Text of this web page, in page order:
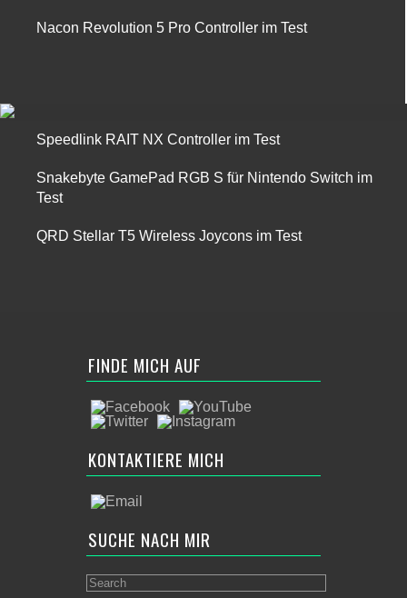
Nacon Revolution 5 Pro Controller im Test
Speedlink RAIT NX Controller im Test
Snakebyte GamePad RGB S für Nintendo Switch im
Test
QRD Stellar T5 Wireless Joycons im Test
FINDE MICH AUF
KONTAKTIERE MICH
SUCHE NACH MIR